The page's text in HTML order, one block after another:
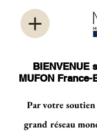
BIENVENUE
MUFON
Par votre
grand réseau